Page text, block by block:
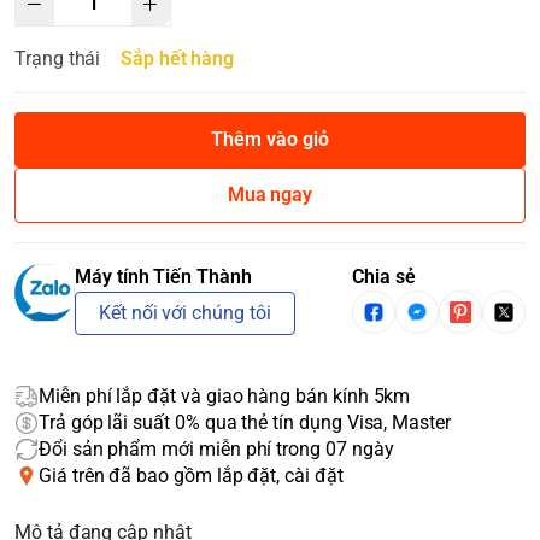
Trạng thái Sắp hết hàng
Thêm vào giỏ
Mua ngay
Máy tính Tiến Thành
Kết nối với chúng tôi
Chia sẻ
Miễn phí lắp đặt và giao hàng bán kính 5km
Trả góp lãi suất 0% qua thẻ tín dụng Visa, Master
Đổi sản phẩm mới miễn phí trong 07 ngày
Giá trên đã bao gồm lắp đặt, cài đặt
Mô tả đang cập nhật